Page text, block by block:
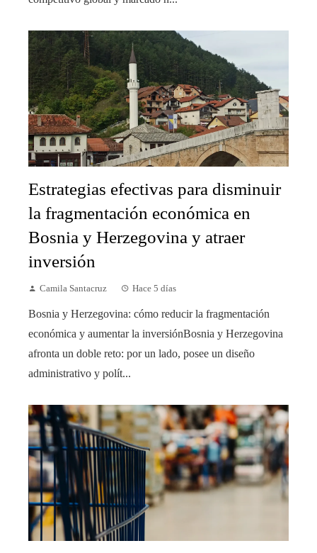
Estrategias efectivas para disminuir
la fragmentación económica en
Bosnia y Herzegovina y atraer
inversión
Camila Santacruz Hace 5 días
Bosnia y Herzegovina: cómo reducir la fragmentación
económica y aumentar la inversiónBosnia y Herzegovina
afronta un doble reto: por un lado, posee un diseño
administrativo y polít...